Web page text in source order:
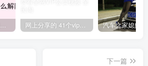
联通网络 解除限速方法参考！畅享、畅玩、老白干等及其它地区自测了 网上分享的 41个vip解析接口 有需要的拿去~ 免费看全网VIP会员视频
下一篇